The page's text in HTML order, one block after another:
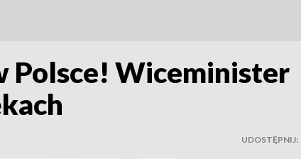
Polsce! Wiceminister
UDOSTĘPNIJ: